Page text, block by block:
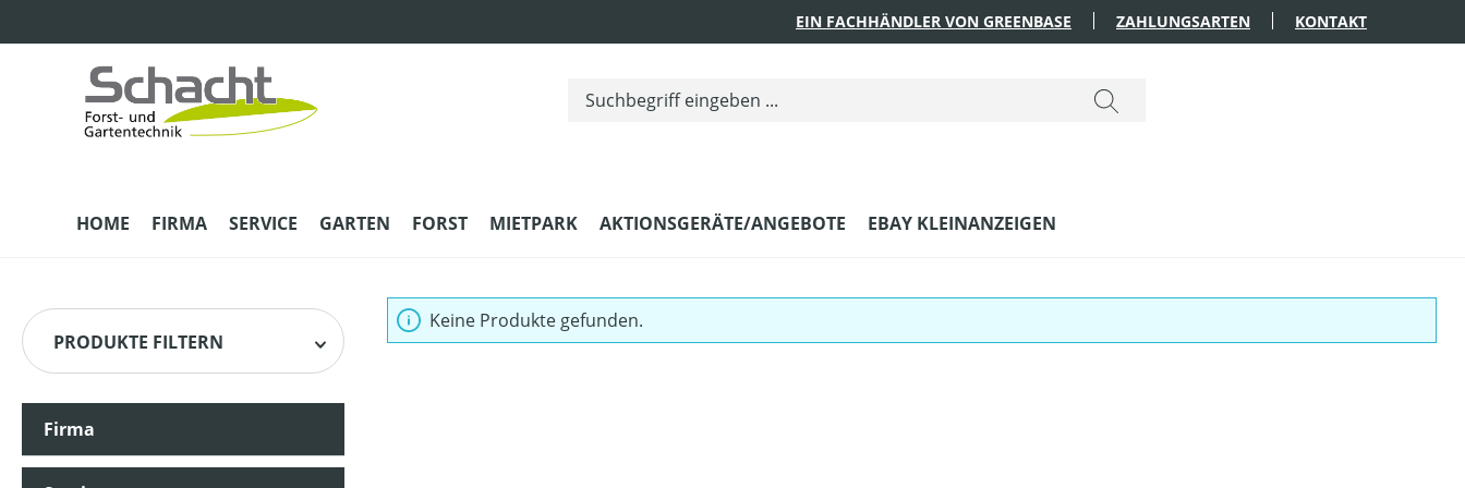
EIN FACHHÄNDLER VON GREENBASE ZAHLUNGSARTEN KONTAKT
HOME FIRMA SERVICE GARTEN FORST MIETPARK AKTIONSGERÄTE/ANGEBOTE EBAY KLEINANZEIGEN
PRODUKTE FILTERN
Firma
Keine Produkte gefunden.